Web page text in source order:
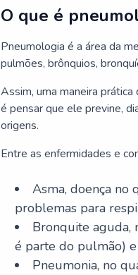
O que é
Pneumologia é a área da
pulmões, brônquios,
Assim, uma maneira
é pensar que ele previne,
origens.
Entre as enfermidades e
Asma, doença no
problemas para
Bronquite aguda,
é parte do pulmão) e
Pneumonia, no